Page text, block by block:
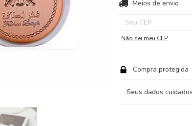
Entregas para o CEP:
Meios de envio
Não sei meu CEP
Compra protegida
Seus dados